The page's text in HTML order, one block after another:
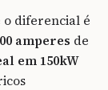
o diferencial é
amperes de
em 150kW